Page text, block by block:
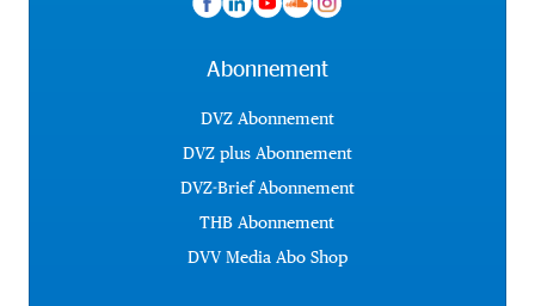
Abonnement
DVZ Abonnement
DVZ plus Abonnement
DVZ-Brief Abonnement
THB Abonnement
DVV Media Abo Shop